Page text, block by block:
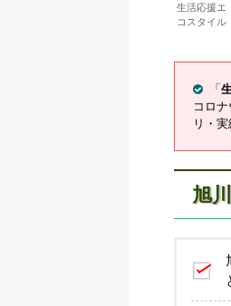
生活応援エ
コスタイル
「
コロ
リ・
旭